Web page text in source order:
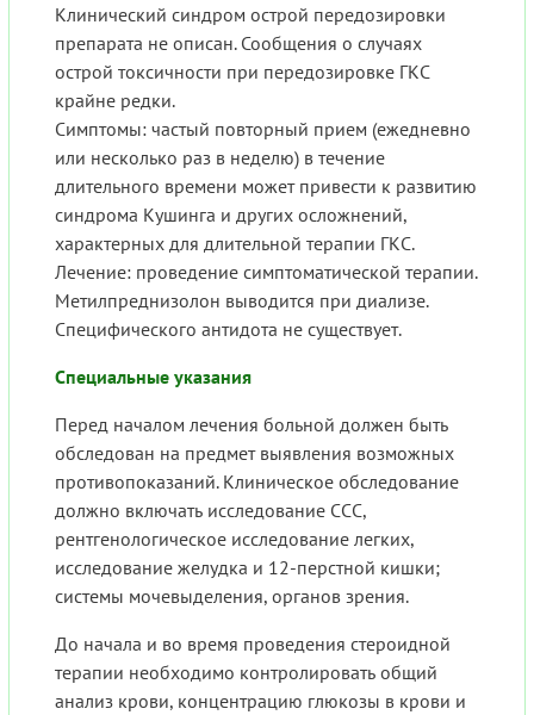
Клинический синдром острой передозировки
препарата не описан. Сообщения о случаях
острой токсичности при передозировке ГКС
крайне редки.
Симптомы: частый повторный прием (ежедневно
или несколько раз в неделю) в течение
длительного времени может привести к развитию
синдрома Кушинга и других осложнений,
характерных для длительной терапии ГКС.
Лечение: проведение симптоматической терапии.
Метилпреднизолон выводится при диализе.
Специфического антидота не существует.
Специальные указания
Перед началом лечения больной должен быть
обследован на предмет выявления возможных
противопоказаний. Клиническое обследование
должно включать исследование ССС,
рентгенологическое исследование легких,
исследование желудка и 12-перстной кишки;
системы мочевыделения, органов зрения.
До начала и во время проведения стероидной
терапии необходимо контролировать общий
анализ крови, концентрацию глюкозы в крови и